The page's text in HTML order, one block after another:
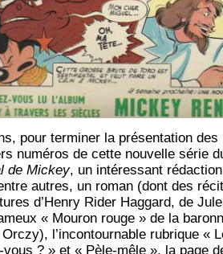
pour terminer la présentation des
numéros de cette nouvelle série
de Mickey, un intéressant
autres, un roman (dont des
d’Henry Rider Haggard, de
« Mouron rouge » de la
Orczy), l’incontournable rubrique «
? » et « Pèle-mêle », la page